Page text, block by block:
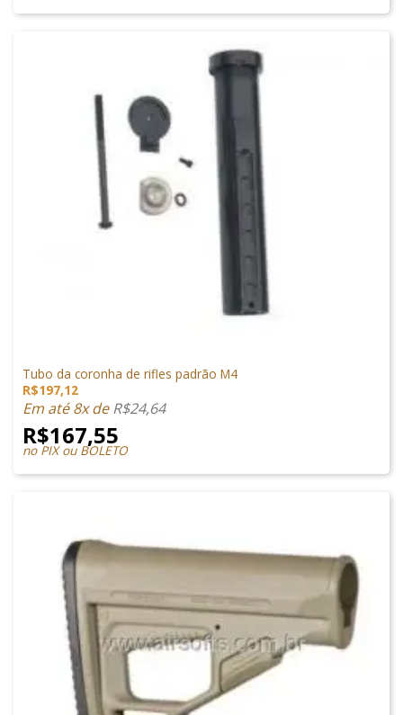
Tubo da coronha de rifles padrão M4
R$197,12
Em até 8x deR$24,64
R$167,55
no PIX ou BOLETO